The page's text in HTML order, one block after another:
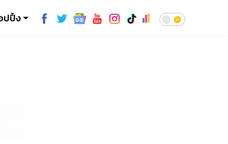
ปปิ้ง